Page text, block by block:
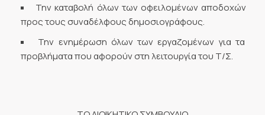
Την καταβολή όλων των οφειλομένων αποδοχών
προς τους συναδέλφους δημοσιογράφους.
Την ενημέρωση όλων των εργαζομένων για τα
προβλήματα που αφορούν στη λειτουργία του Τ/Σ.